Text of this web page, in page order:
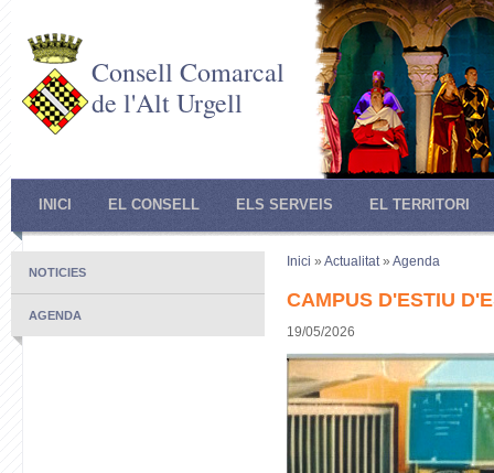
Consell Comarcal
de l'Alt Urgell
INICI EL CONSELL ELS SERVEIS EL TERRITORI
NOTICIES
AGENDA
Inici » Actualitat» Agenda
CAMPUS D'ESTIU
19/05/2026